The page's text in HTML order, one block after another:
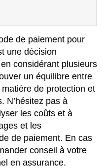
de paiement pour
une décision
considérant plusieurs
un équilibre entre
de protection et
N’hésitez pas à
les coûts et à
et les
de paiement. En cas
conseil à votre
en assurance.